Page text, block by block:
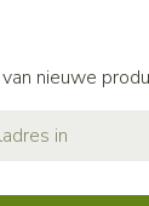
nieuwe